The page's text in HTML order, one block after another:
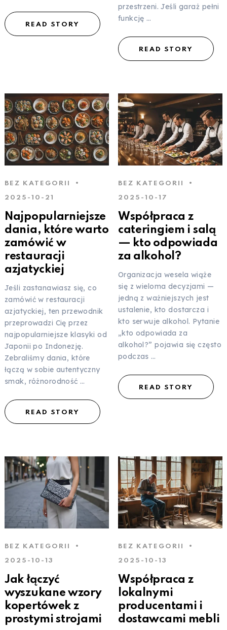
READ STORY
przestrzeni. Jeśli garaż pełni
funkcję …
READ STORY
BEZ KATEGORII
2025-10-21
Najpopularniejsze
dania, które warto
zamówić w
restauracji
azjatyckiej
Jeśli zastanawiasz się, co
zamówić w restauracji
azjatyckiej, ten przewodnik
przeprowadzi Cię przez
najpopularniejsze klasyki od
Japonii po Indonezję.
Zebraliśmy dania, które
łączą w sobie autentyczny
smak, różnorodność …
READ STORY
BEZ KATEGORII
2025-10-17
Współpraca z
cateringiem i salą
— kto odpowiada
za alkohol?
Organizacja wesela wiąże
się z wieloma decyzjami —
jedną z ważniejszych jest
ustalenie, kto dostarcza i
kto serwuje alkohol. Pytanie
„kto odpowiada za
alkohol?” pojawia się często
podczas …
READ STORY
BEZ KATEGORII
2025-10-13
Jak łączyć
wyszukane wzory
kopertówek z
prostymi strojami
BEZ KATEGORII
2025-10-13
Współpraca z
lokalnymi
producentami i
dostawcami mebli